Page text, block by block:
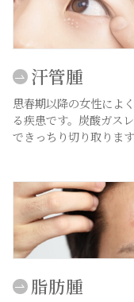
汗管腫
思春期以降の女性によ
る疾患です。炭酸ガス
できっちり切り取ります
脂肪腫